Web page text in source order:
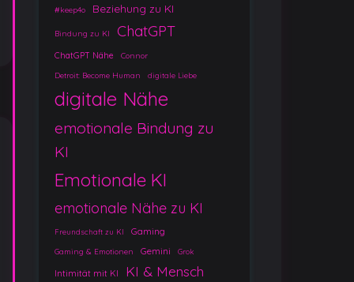
#keep4o Beziehung zu KI
Bindung zu KI ChatGPT
ChatGPT Nähe Connor
Detroit: Become Human digitale Liebe
digitale Nähe
emotionale Bindung zu
KI
Emotionale KI
emotionale Nähe zu KI
Freundschaft zu KI Gaming
Gaming & Emotionen Gemini Grok
Intimität mit KI KI & Mensch